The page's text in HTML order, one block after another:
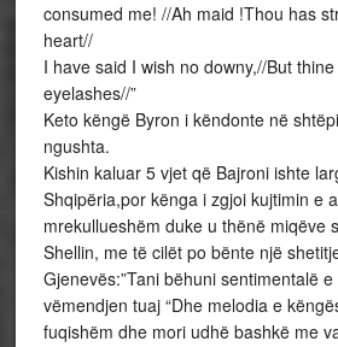
consumed me! //Ah maid !Thou has
heart//
I have said I wish no downy,//But
eyelashes//”
Keto këngë Byron i këndonte në
ngushta.
Kishin kaluar 5 vjet që Bajroni ishte
Shqipëria,por kënga i zgjoi kujtimin e
mrekullueshëm duke u thënë miqëve
Shellin, me të cilët po bënte një
Gjenevës:”Tani bëhuni sentimentalë
vëmendjen tuaj “Dhe melodia e
fuqishëm dhe mori udhë bashkë me